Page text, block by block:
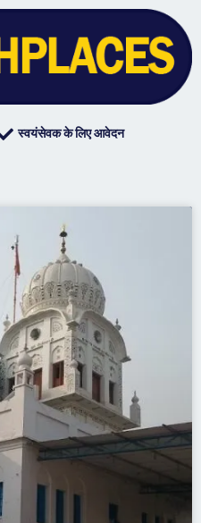
स्वयंसेवक के लिए आवेदन